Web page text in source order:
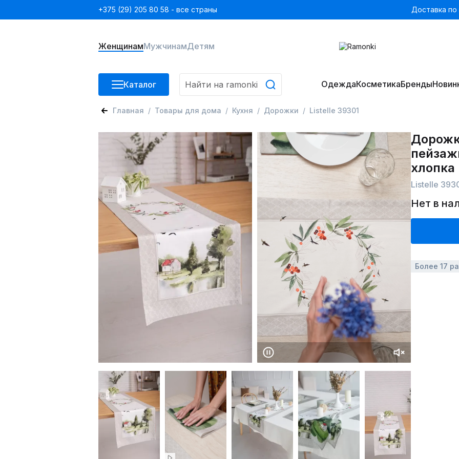
+375 (29) 205 80 58 - все страны Доставка
ЖенщинамМужчинамДетям
Каталог ОдеждаКосметикаБренды
Главная Товары для дома Кухня Дорожки Listelle 39301
хлопка
Listelle
Нет в
Более 17